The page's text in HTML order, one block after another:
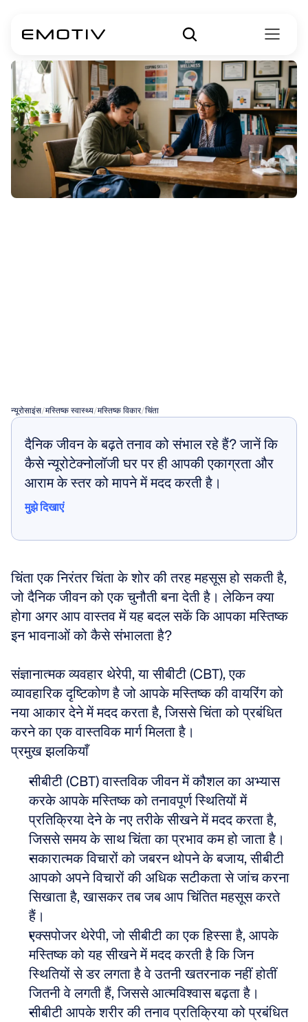
न्यूरोसाइंस/मस्तिष्क स्वास्थ्य/मस्तिष्क विकार/चिंता
दैनिक जीवन के बढ़ते तनाव को संभाल रहे हैं? जानें कि
कैसे न्यूरोटेक्नोलॉजी घर पर ही आपकी एकाग्रता और
आराम के स्तर को मापने में मदद करती है।
मुझे दिखाएं
चिंता एक निरंतर चिंता के शोर की तरह महसूस हो सकती है,
जो दैनिक जीवन को एक चुनौती बना देती है। लेकिन क्या
होगा अगर आप वास्तव में यह बदल सकें कि आपका मस्तिष्क
इन भावनाओं को कैसे संभालता है?
संज्ञानात्मक व्यवहार थेरेपी, या सीबीटी (CBT), एक
व्यावहारिक दृष्टिकोण है जो आपके मस्तिष्क की वायरिंग को
नया आकार देने में मदद करता है, जिससे चिंता को प्रबंधित
करने का एक वास्तविक मार्ग मिलता है।
प्रमुख झलकियाँ
सीबीटी (CBT) वास्तविक जीवन में कौशल का अभ्यास
करके आपके मस्तिष्क को तनावपूर्ण स्थितियों में
प्रतिक्रिया देने के नए तरीके सीखने में मदद करता है,
जिससे समय के साथ चिंता का प्रभाव कम हो जाता है।
सकारात्मक विचारों को जबरन थोपने के बजाय, सीबीटी
आपको अपने विचारों की अधिक सटीकता से जांच करना
सिखाता है, खासकर तब जब आप चिंतित महसूस करते
हैं।
एक्सपोजर थेरेपी, जो सीबीटी का एक हिस्सा है, आपके
मस्तिष्क को यह सीखने में मदद करती है कि जिन
स्थितियों से डर लगता है वे उतनी खतरनाक नहीं होतीं
जितनी वे लगती हैं, जिससे आत्मविश्वास बढ़ता है।
सीबीटी आपके शरीर की तनाव प्रतिक्रिया को प्रबंधित